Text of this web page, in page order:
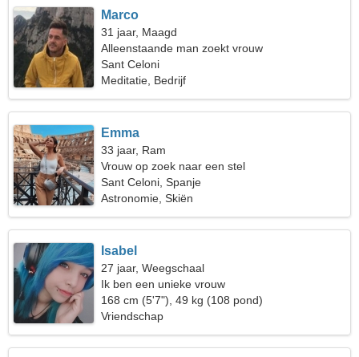
Marco
31 jaar, Maagd
Alleenstaande man zoekt vrouw
Sant Celoni
Meditatie, Bedrijf
Emma
33 jaar, Ram
Vrouw op zoek naar een stel
Sant Celoni, Spanje
Astronomie, Skiën
Isabel
27 jaar, Weegschaal
Ik ben een unieke vrouw
168 cm (5'7"), 49 kg (108 pond)
Vriendschap